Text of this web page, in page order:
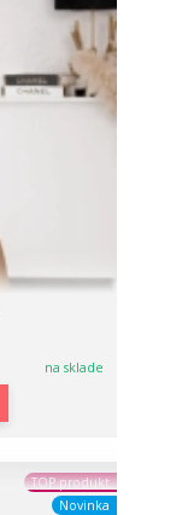
na sklade
TOP produkt
Novinka